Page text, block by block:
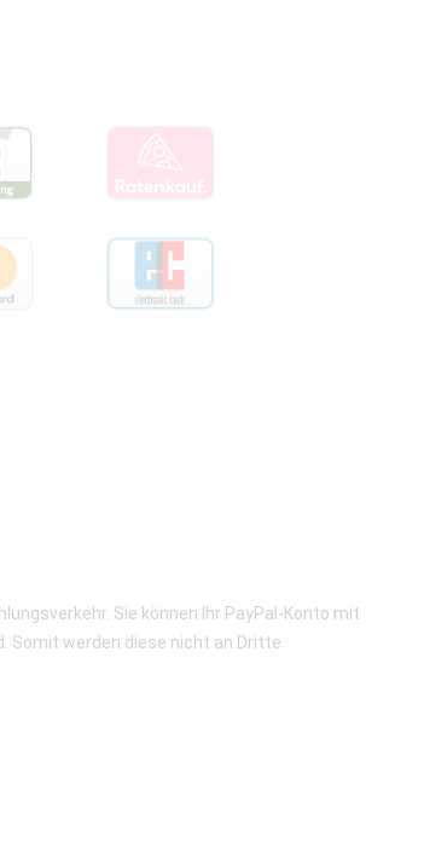
Sie können Ihr PayPal-Konto mit
Somit werden diese nicht an Dritte